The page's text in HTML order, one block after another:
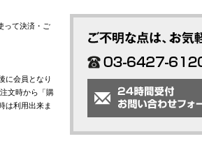
って決済・ご
に会員となり
文時から「購
は利用出来ま